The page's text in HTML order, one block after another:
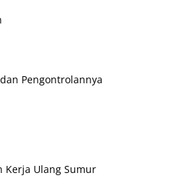
Pengontrolannya
Kerja Ulang Sumur